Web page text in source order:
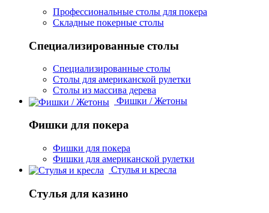
Профессиональные столы для покера
Складные покерные столы
Специализированные столы
Специализированные столы
Столы для американской рулетки
Столы из массива дерева
Фишки / Жетоны
Фишки для покера
Фишки для покера
Фишки для американской рулетки
Стулья и кресла
Стулья для казино